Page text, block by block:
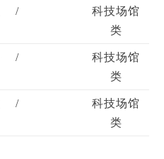
/
科技场馆
类
/
科技场馆
类
/
科技场馆
类